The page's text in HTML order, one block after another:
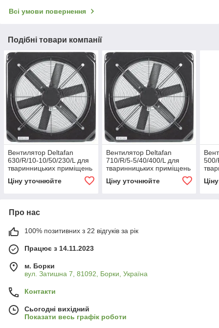
Всі умови повернення
Подібні товари компанії
Вентилятор Deltafan
630/R/10-10/50/230/L для
тваринницьких приміщень
Ціну уточнюйте
Вентилятор Deltafan
710/R/5-5/40/400/L для
тваринницьких приміщень
Ціну уточнюйте
Про нас
100% позитивних з 22 відгуків за рік
Працює з 14.11.2023
м. Борки
вул. Затишна 7, 81092, Борки, Україна
Контакти
Сьогодні вихідний
Показати весь графік роботи